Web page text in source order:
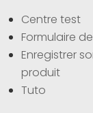
Centre test
Formulaire
Enregistrer
produit
Tuto